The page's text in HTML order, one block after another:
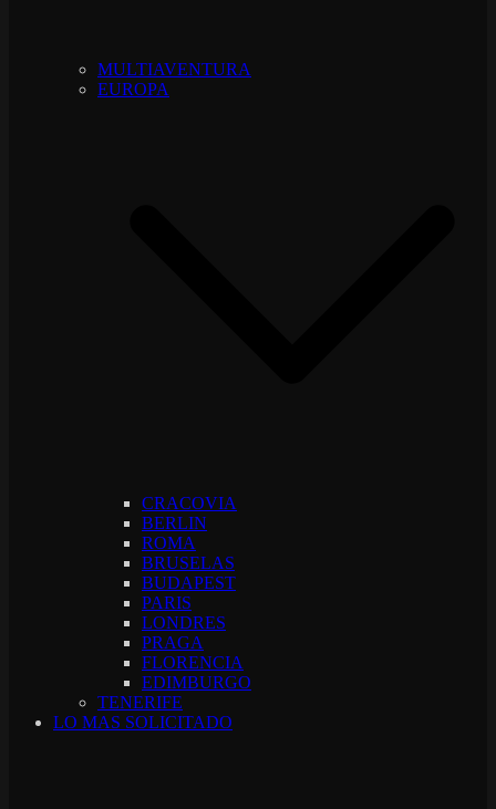
MULTIAVENTURA
EUROPA
CRACOVIA
BERLIN
ROMA
BRUSELAS
BUDAPEST
PARIS
LONDRES
PRAGA
FLORENCIA
EDIMBURGO
TENERIFE
LO MAS SOLICITADO